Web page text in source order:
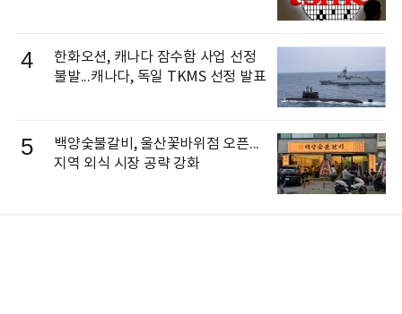
4
한화오션, 캐나다 잠수함 사업 선정
불발...캐나다, 독일 TKMS 선정 발표
5
백양숯불갈비, 울산꽃바위점 오픈...
지역 외식 시장 공략 강화